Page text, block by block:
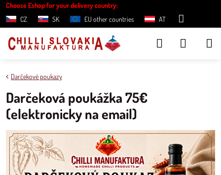
Choose Eshop for your delivery country:
CZ
SK EU other countries AT
Darčekové poukazy
Darčeková poukážka 75€
(elektronicky na email)